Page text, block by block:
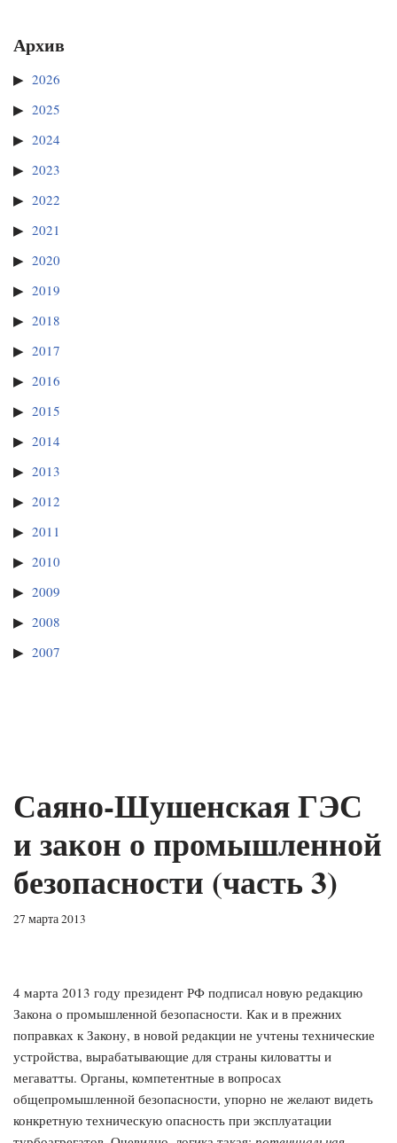
Архив
2026
2025
2024
2023
2022
2021
2020
2019
2018
2017
2016
2015
2014
2013
2012
2011
2010
2009
2008
2007
Саяно-Шушенская ГЭС
и закон о промышленной
безопасности (часть 3)
27 марта 2013
4 марта 2013 году президент РФ подписал новую редакцию
Закона о промышленной безопасности. Как и в прежних
поправках к Закону, в новой редакции не учтены технические
устройства, вырабатывающие для страны киловатты и
мегаватты. Органы, компетентные в вопросах
общепромышленной безопасности, упорно не желают видеть
конкретную техническую опасность при эксплуатации